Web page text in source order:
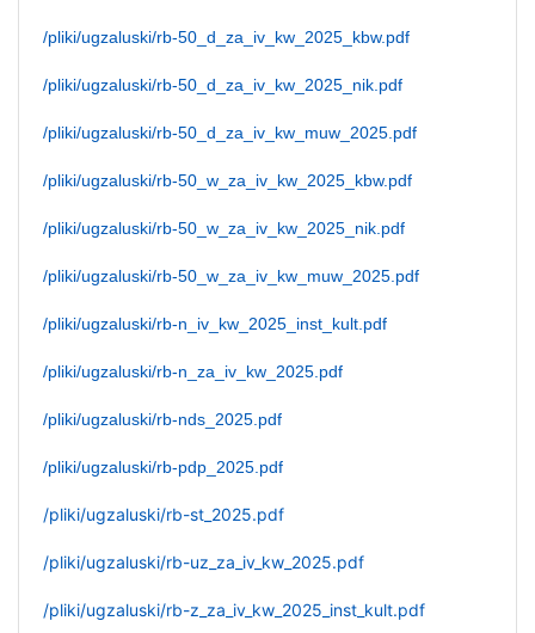
/pliki/ugzaluski/rb-50_d_za_iv_kw_2025_kbw.pdf
/pliki/ugzaluski/rb-50_d_za_iv_kw_2025_nik.pdf
/pliki/ugzaluski/rb-50_d_za_iv_kw_muw_2025.pdf
/pliki/ugzaluski/rb-50_w_za_iv_kw_2025_kbw.pdf
/pliki/ugzaluski/rb-50_w_za_iv_kw_2025_nik.pdf
/pliki/ugzaluski/rb-50_w_za_iv_kw_muw_2025.pdf
/pliki/ugzaluski/rb-n_iv_kw_2025_inst_kult.pdf
/pliki/ugzaluski/rb-n_za_iv_kw_2025.pdf
/pliki/ugzaluski/rb-nds_2025.pdf
/pliki/ugzaluski/rb-pdp_2025.pdf
/pliki/ugzaluski/rb-st_2025.pdf
/pliki/ugzaluski/rb-uz_za_iv_kw_2025.pdf
/pliki/ugzaluski/rb-z_za_iv_kw_2025_inst_kult.pdf